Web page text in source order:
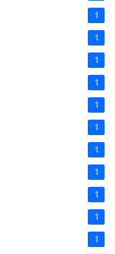
1
1
1
1
1
1
1
1
1
1
1